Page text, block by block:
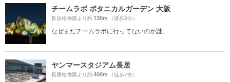
チームラボ ボタニカルガーデン 大阪
長居植物園より約130m （徒歩3分）
なぜまだチームラボに行ってないのか謎。
ヤンマースタジアム長居
長居植物園より約400m （徒歩7分）